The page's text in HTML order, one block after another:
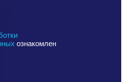
ознакомлен